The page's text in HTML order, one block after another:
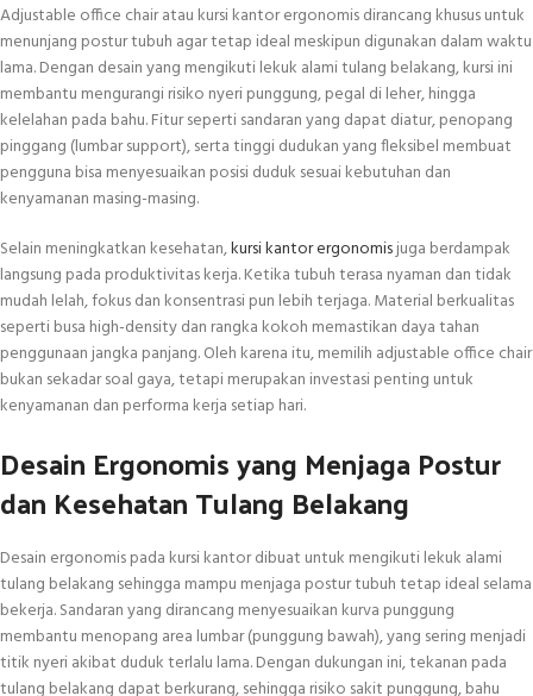
Adjustable office chair atau kursi kantor ergonomis dirancang khusus untuk
menunjang postur tubuh agar tetap ideal meskipun digunakan dalam waktu
lama. Dengan desain yang mengikuti lekuk alami tulang belakang, kursi ini
membantu mengurangi risiko nyeri punggung, pegal di leher, hingga
kelelahan pada bahu. Fitur seperti sandaran yang dapat diatur, penopang
pinggang (lumbar support), serta tinggi dudukan yang fleksibel membuat
pengguna bisa menyesuaikan posisi duduk sesuai kebutuhan dan
kenyamanan masing-masing.
Selain meningkatkan kesehatan,kursi kantor ergonomisjuga berdampak
langsung pada produktivitas kerja. Ketika tubuh terasa nyaman dan tidak
mudah lelah, fokus dan konsentrasi pun lebih terjaga. Material berkualitas
seperti busa high-density dan rangka kokoh memastikan daya tahan
penggunaan jangka panjang. Oleh karena itu, memilih adjustable office chair
bukan sekadar soal gaya, tetapi merupakan investasi penting untuk
kenyamanan dan performa kerja setiap hari.
Desain Ergonomis yang Menjaga Postur
dan Kesehatan Tulang Belakang
Desain ergonomis pada kursi kantor dibuat untuk mengikuti lekuk alami
tulang belakang sehingga mampu menjaga postur tubuh tetap ideal selama
bekerja. Sandaran yang dirancang menyesuaikan kurva punggung
membantu menopang area lumbar (punggung bawah), yang sering menjadi
titik nyeri akibat duduk terlalu lama. Dengan dukungan ini, tekanan pada
tulang belakang dapat berkurang, sehingga risiko sakit punggung, bahu